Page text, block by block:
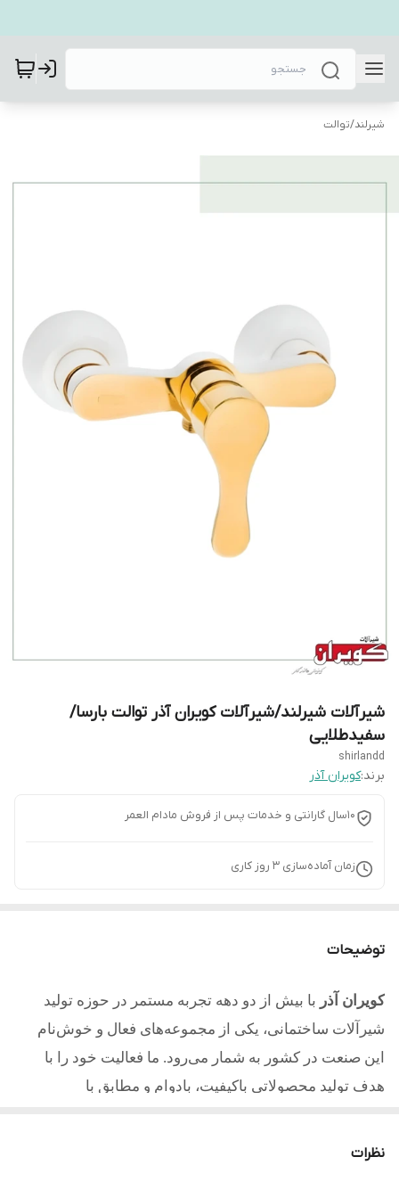
شیرلند/توالت
شیرآلات شیرلند/شیرآلات کویران آذر توالت بارسا/
سفیدطلایی
shirlandd
برند:کویران آذر
10سال گارانتی و خدمات پس از فروش مادام العمر
زمان آماده‌سازی 3 روز کاری
توضیحات
کویران آذر با بیش از دو دهه تجربه مستمر در حوزه تولید
شیرآلات ساختمانی، یکی از مجموعه‌های فعال و خوش‌نام
این صنعت در کشور به شمار می‌رود. ما فعالیت خود را با
هدف تولید محصولاتی باکیفیت، بادوام و مطابق با
فنی و تعهد به مشتریان یکی از مطلوب ترین تولیدکنندگان در
نظرات